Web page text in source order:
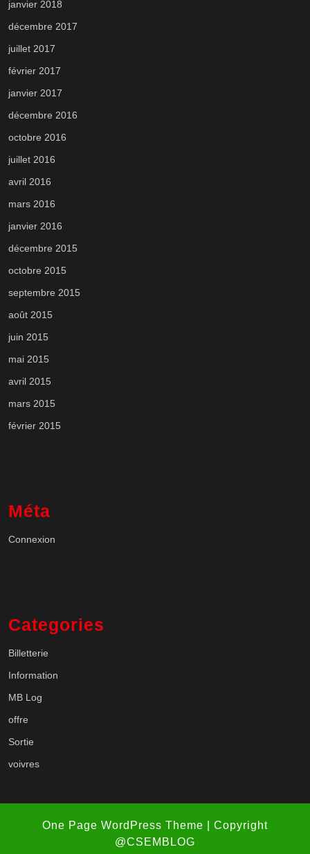
janvier 2018
décembre 2017
juillet 2017
février 2017
janvier 2017
décembre 2016
octobre 2016
juillet 2016
avril 2016
mars 2016
janvier 2016
décembre 2015
octobre 2015
septembre 2015
août 2015
juin 2015
mai 2015
avril 2015
mars 2015
février 2015
Méta
Connexion
Categories
Billetterie
Information
MB Log
offre
Sortie
voivres
One Page WordPress Theme
| Copyright
@CSEMBLOG